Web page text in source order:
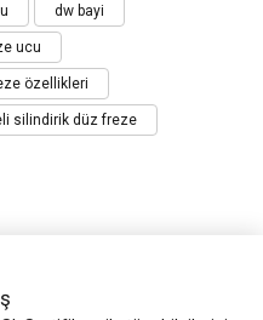
dw bayi
ucu
özellikleri
silindirik düz freze